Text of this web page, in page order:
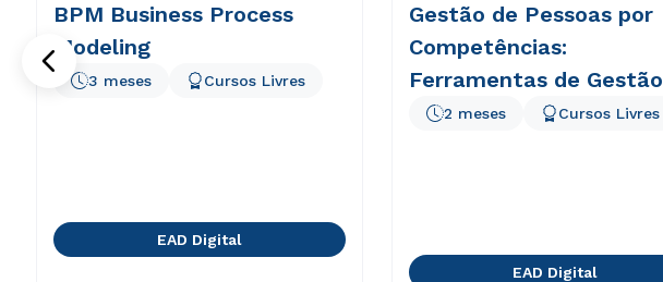
BPM Business Process
Modeling
3 meses Cursos Livres
EAD Digital
Gestão de Pessoas por
Competências:
Ferramentas de Gestão
2 meses Cursos Livres
EAD Digital